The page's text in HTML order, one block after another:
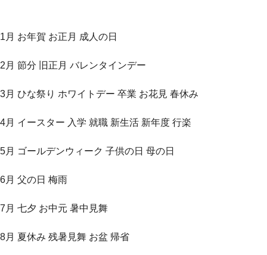
1月 お年賀 お正月 成人の日
2月 節分 旧正月 バレンタインデー
3月 ひな祭り ホワイトデー 卒業 お花見 春休み
4月 イースター 入学 就職 新生活 新年度 行楽
5月 ゴールデンウィーク 子供の日 母の日
6月 父の日 梅雨
7月 七夕 お中元 暑中見舞
8月 夏休み 残暑見舞 お盆 帰省